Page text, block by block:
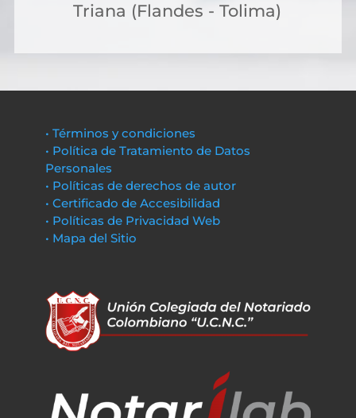
Triana (Flandes - Tolima)
• Términos y condiciones
• Política de Tratamiento de Datos
Personales
• Políticas de derechos de autor
• Certificado de Accesibilidad
• Políticas de Privacidad Web
• Mapa del Sitio